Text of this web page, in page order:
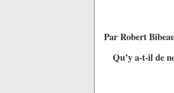
Par Robert
Qu’y a-t-il de